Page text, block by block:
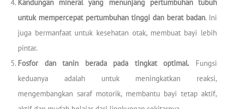
Kandungan mineral yang menunjang pertumbuhan tubuh
untuk mempercepat pertumbuhan tinggi dan berat badan. Ini
juga bermanfaat untuk kesehatan otak, membuat bayi lebih
pintar.
Fosfor dan tanin berada pada tingkat optimal. Fungsi
keduanya adalah untuk meningkatkan reaksi,
mengembangkan saraf motorik, membantu bayi tetap aktif,